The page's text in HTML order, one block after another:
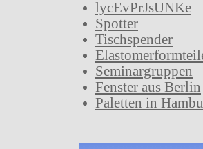
lycEvPrJsUNKe
Spotter
Tischspender
Seminargruppen
Fenster aus Berlin
Paletten in